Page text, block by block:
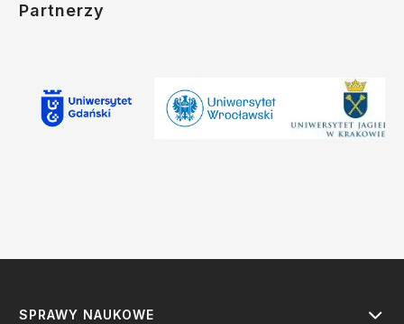
Partnerzy
SPRAWY NAUKOWE